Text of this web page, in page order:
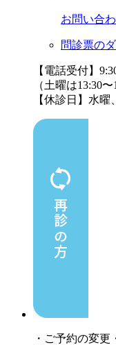
お問い合
問診票の
【電話受付】
（土曜は13:30〜
【休診日】水曜
・ご予約の変